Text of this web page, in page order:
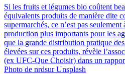
Si les fruits et légumes bio coûtent
équivalents produits de manière dite
supermarchés, ce n’est pas seulement
production plus importants pour les
que la grande distribution pratique
élevées sur ces produits, révèle
(ex UFC-Que Choisir) dans un
Photo de nrdsur Unsplash